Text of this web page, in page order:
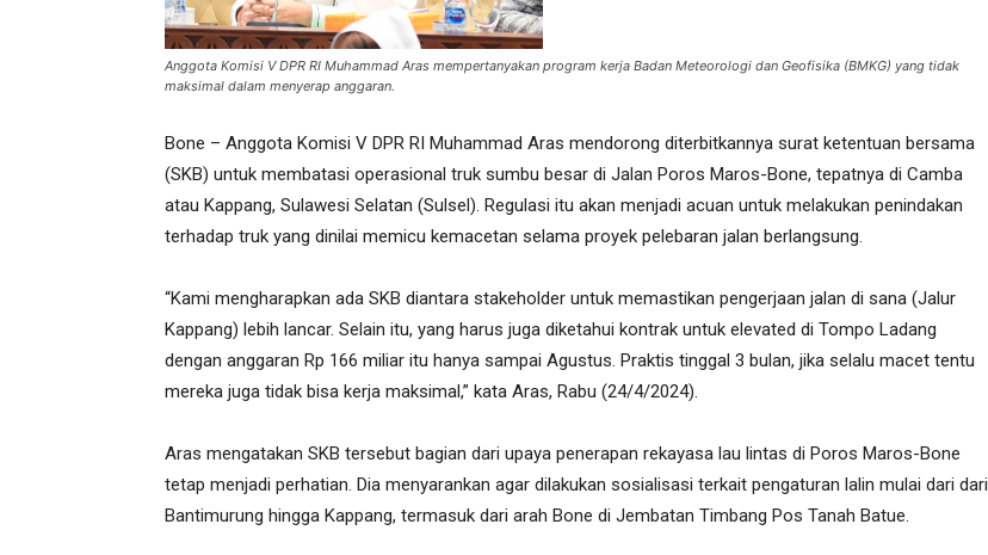
Anggota Komisi V DPR RI Muhammad Aras mempertanyakan program kerja Badan Meteorologi dan Geofisika (BMKG) yang tidak
maksimal dalam menyerap anggaran.
Bone – Anggota Komisi V DPR RI Muhammad Aras mendorong diterbitkannya surat ketentuan bersama
(SKB) untuk membatasi operasional truk sumbu besar di Jalan Poros Maros-Bone, tepatnya di Camba
atau Kappang, Sulawesi Selatan (Sulsel). Regulasi itu akan menjadi acuan untuk melakukan penindakan
terhadap truk yang dinilai memicu kemacetan selama proyek pelebaran jalan berlangsung.
“Kami mengharapkan ada SKB diantara stakeholder untuk memastikan pengerjaan jalan di sana (Jalur
Kappang) lebih lancar. Selain itu, yang harus juga diketahui kontrak untuk elevated di Tompo Ladang
dengan anggaran Rp 166 miliar itu hanya sampai Agustus. Praktis tinggal 3 bulan, jika selalu macet tentu
mereka juga tidak bisa kerja maksimal,” kata Aras, Rabu (24/4/2024).
Aras mengatakan SKB tersebut bagian dari upaya penerapan rekayasa lau lintas di Poros Maros-Bone
tetap menjadi perhatian. Dia menyarankan agar dilakukan sosialisasi terkait pengaturan lalin mulai dari dari
Bantimurung hingga Kappang, termasuk dari arah Bone di Jembatan Timbang Pos Tanah Batue.